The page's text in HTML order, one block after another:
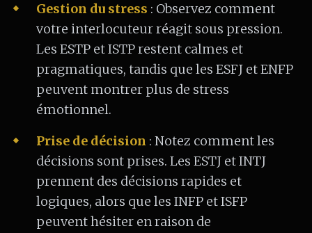
Gestion du stress : Observez comment
votre interlocuteur réagit sous pression.
Les ESTP et ISTP restent calmes et
pragmatiques, tandis que les ESFJ et ENFP
peuvent montrer plus de stress
émotionnel.
Prise de décision : Notez comment les
décisions sont prises. Les ESTJ et INTJ
prennent des décisions rapides et
logiques, alors que les INFP et ISFP
peuvent hésiter en raison de